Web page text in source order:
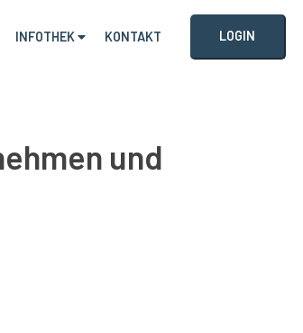
INFOTHEK KONTAKT LOGIN
und